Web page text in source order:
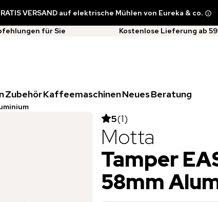
VERSAND auf elektrische Mühlen von Eureka & co.
für Sie Kostenlose Lieferung ab
ZubehörKaffeemaschinenNeuesBeratung
5(1)
Motta
Tamper
58mm